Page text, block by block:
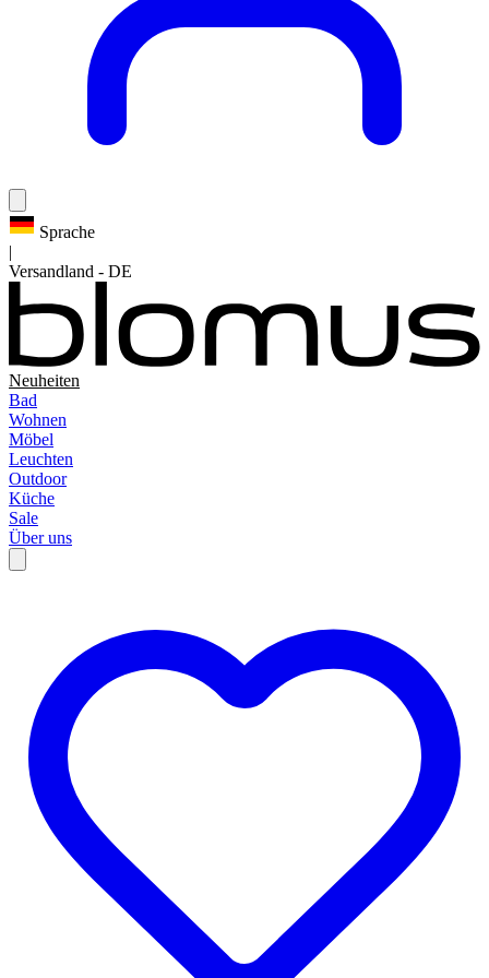
Sprache
|
Versandland - DE
Neuheiten
Bad
Wohnen
Möbel
Leuchten
Outdoor
Küche
Sale
Über uns